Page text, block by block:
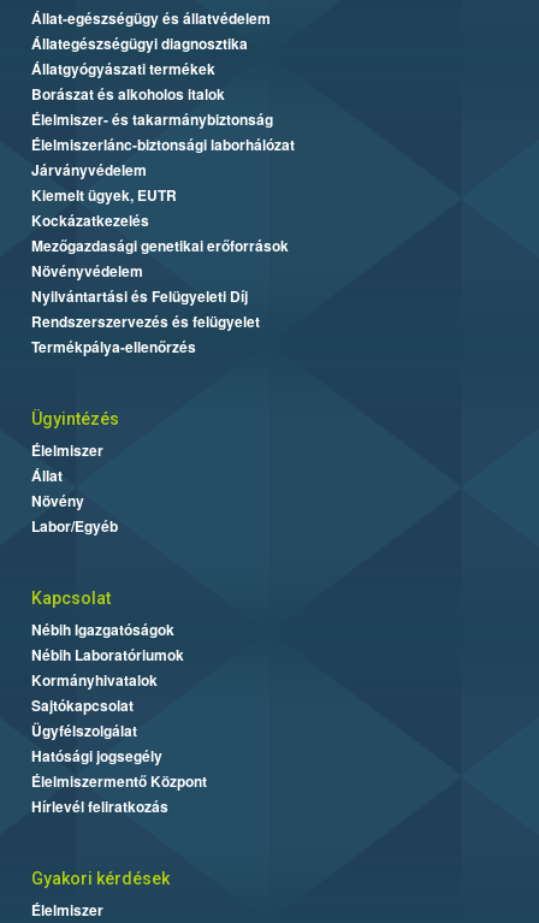
Állat-egészségügy és állatvédelem
Állategészségügyi diagnosztika
Állatgyógyászati termékek
Borászat és alkoholos italok
Élelmiszer- és takarmánybiztonság
Élelmiszerlánc-biztonsági laborhálózat
Járványvédelem
Kiemelt ügyek, EUTR
Kockázatkezelés
Mezőgazdasági genetikai erőforrások
Növényvédelem
Nyilvántartási és Felügyeleti Díj
Rendszerszervezés és felügyelet
Termékpálya-ellenőrzés
Ügyintézés
Élelmiszer
Állat
Növény
Labor/Egyéb
Kapcsolat
Nébih Igazgatóságok
Nébih Laboratóriumok
Kormányhivatalok
Sajtókapcsolat
Ügyfélszolgálat
Hatósági jogsegély
Élelmiszermentő Központ
Hírlevél feliratkozás
Gyakori kérdések
Élelmiszer